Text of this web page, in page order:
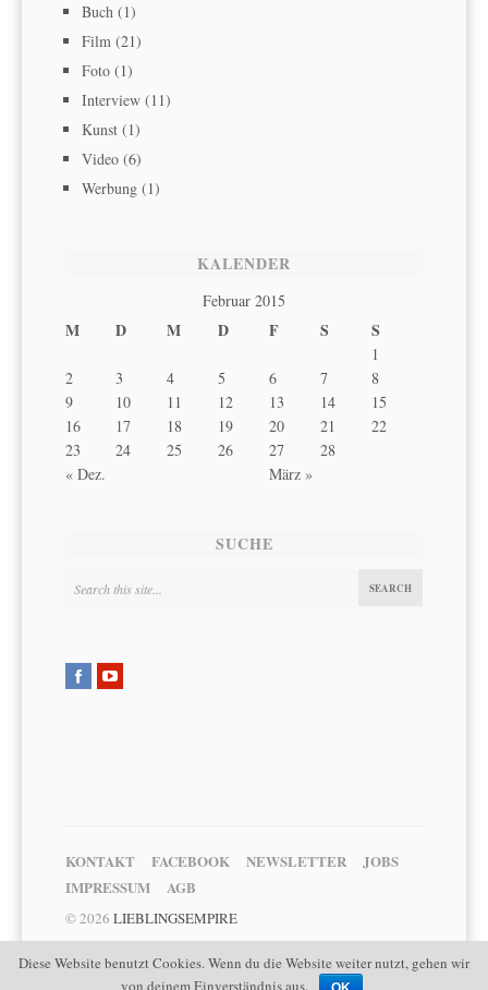
Buch (1)
Film (21)
Foto (1)
Interview (11)
Kunst (1)
Video (6)
Werbung (1)
KALENDER
Februar 2015
M D M D F S S
« Dez. März »
1
2
3 4 5 6 7
8
9
10 11 12 13 14
15
16
17 18 19 20 21
22
23
24 25 26 27 28
SUCHE
KONTAKT FACEBOOK NEWSLETTER
JOBS
IMPRESSUM
AGB
© 2026 LIEBLINGSEMPIRE
Diese Website benutzt Cookies. Wenn du die Website weiter nutzt, gehen wir
von deinem Einverständnis aus.